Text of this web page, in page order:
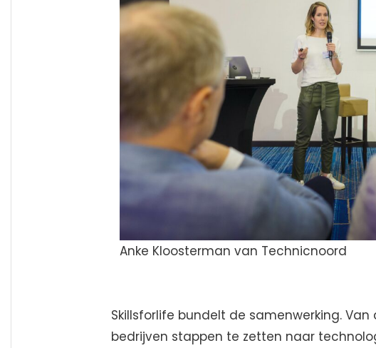
Anke Kloosterman van Technicnoord
Skillsforlife bundelt de samenwerking.
bedrijven stappen te zetten naar